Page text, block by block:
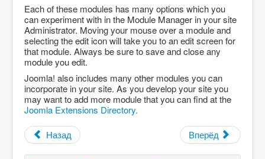
Each of these modules has many options which you
can experiment with in the Module Manager in your site
Administrator. Moving your mouse over a module and
selecting the edit icon will take you to an edit screen for
that module. Always be sure to save and close any
module you edit.
Joomla! also includes many other modules you can
incorporate in your site. As you develop your site you
may want to add more module that you can find at the
Joomla Extensions Directory.
Назад
Вперёд